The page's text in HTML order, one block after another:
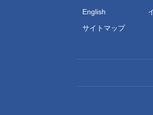
English
サイトマップ